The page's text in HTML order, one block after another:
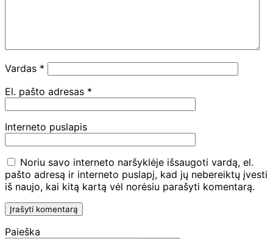
Vardas *
El. pašto adresas *
Interneto puslapis
Noriu savo interneto naršyklėje išsaugoti vardą, el.
pašto adresą ir interneto puslapį, kad jų nebereiktų įvesti
iš naujo, kai kitą kartą vėl norėsiu parašyti komentarą.
Paieška